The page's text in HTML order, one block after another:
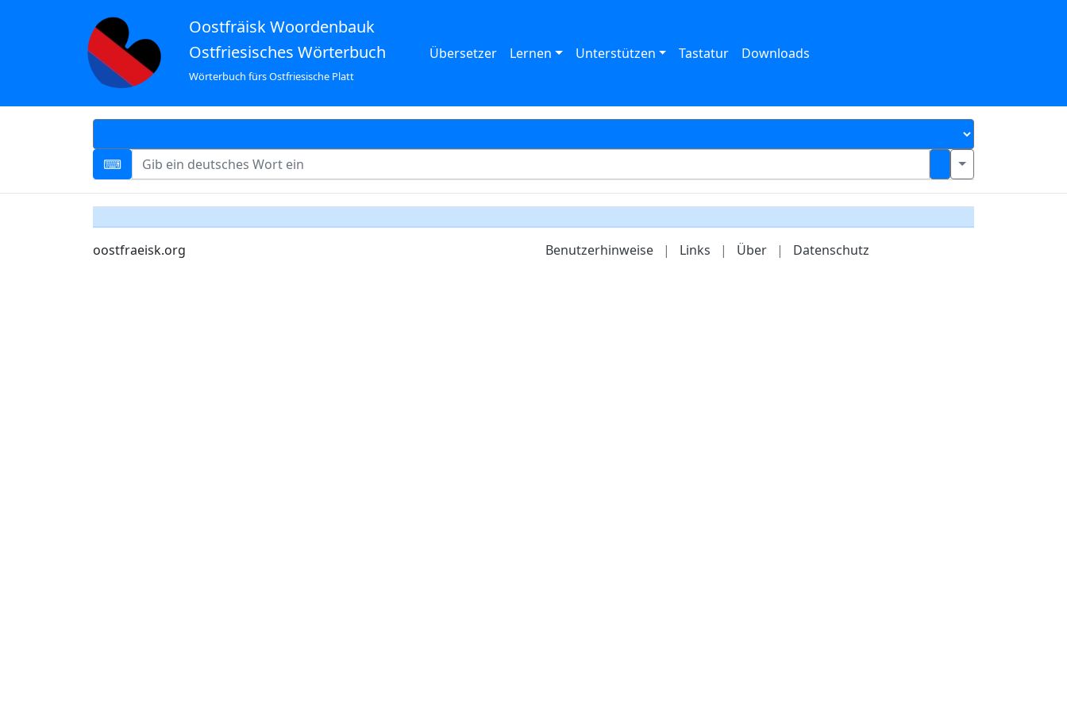
Oostfräisk Woordenbauk
Ostfriesisches Wörterbuch
Wörterbuch fürs Ostfriesische Platt
Übersetzer Lernen Unterstützen Tastatur Downloads
oostfraeisk.org Benutzerhinweise | Links | Über | Datenschutz